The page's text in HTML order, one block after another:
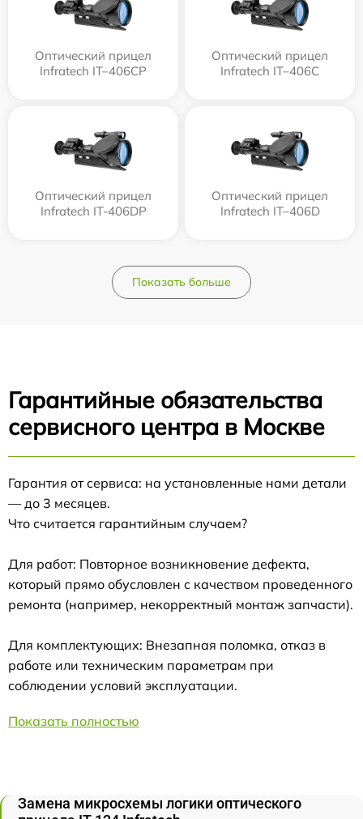
Оптический прицел
Infratech IT–406СP
Оптический прицел
Infratech IT–406С
Оптический прицел
Infratech IT-406DP
Оптический прицел
Infratech IT–406D
Показать больше
Гарантийные обязательства
сервисного центра в Москве
Гарантия от сервиса: на установленные нами детали
— до 3 месяцев.
Что считается гарантийным случаем?
Для работ: Повторное возникновение дефекта,
который прямо обусловлен с качеством проведенного
ремонта (например, некорректный монтаж запчасти).
Для комплектующих: Внезапная поломка, отказ в
работе или техническим параметрам при
соблюдении условий эксплуатации.
Показать полностью
Замена микросхемы логики оптического